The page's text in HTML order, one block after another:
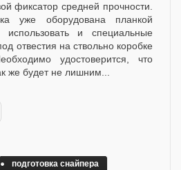
фиксатор средней прочности.
уже оборудована планкой
и специальные
отвестия на ствольно коробке
удостоверится, что
же будет не лишним...
подготовка снайпера